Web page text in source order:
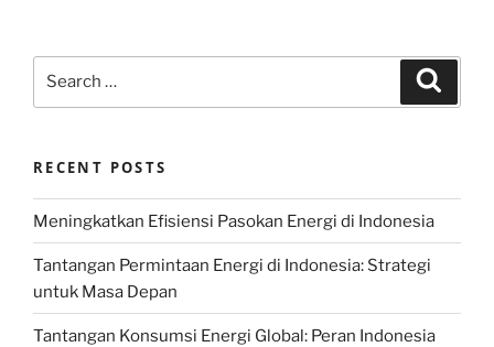
RECENT POSTS
Meningkatkan Efisiensi Pasokan Energi di Indonesia
Tantangan Permintaan Energi di Indonesia: Strategi
untuk Masa Depan
Tantangan Konsumsi Energi Global: Peran Indonesia